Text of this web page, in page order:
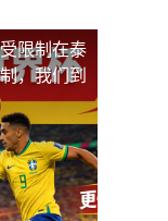
限制在泰
，我们到